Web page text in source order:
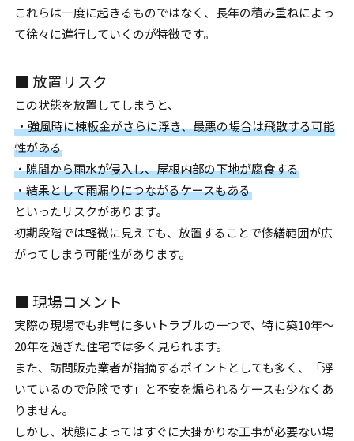
これらは一度に起きるものではなく、長年の積み重ねによっ
て徐々に進行していくのが特徴です。
■ 放置リスク
この状態を放置してしまうと、
・強風時に棟板金がさらに浮き、最悪の場合は飛散する可能
性がある
・隙間から雨水が侵入し、屋根内部の下地が腐食する
・結果として雨漏りにつながるケースもある
といったリスクがあります。
初期段階では軽微に見えても、放置することで修繕範囲が広
がってしまう可能性があります。
■ 現場コメント
実際の現場でも非常に多いトラブルの一つで、特に築10年〜
20年を過ぎた住宅では多く見られます。
また、訪問販売業者が指摘するポイントとしても多く、「浮
いているので危険です」と不安を煽られるケースも少なくあ
りません。
しかし、状態によってはすぐに大掛かりな工事が必要ない場